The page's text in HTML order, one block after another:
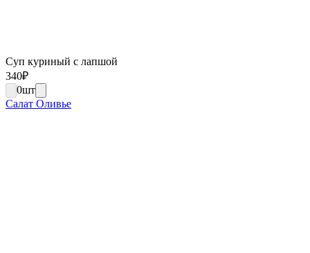
Суп куриный с лапшой
340₽
0шт
Салат Оливье